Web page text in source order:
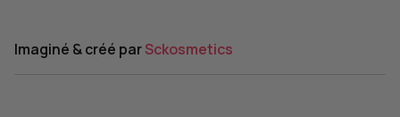
Imaginé & créé parSckosmetics